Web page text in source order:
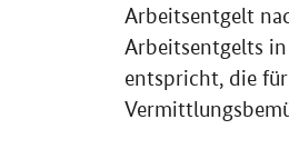
Arbeitsentgelt
Arbeitsentgelts
entspricht, die